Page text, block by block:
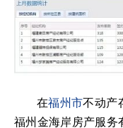
在福州市不动产
福州金海岸房产服务